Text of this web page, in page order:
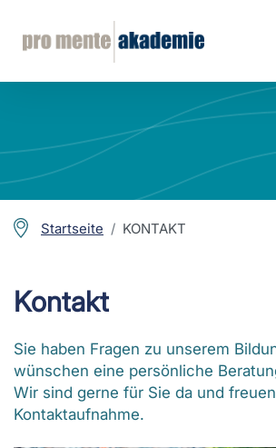
Startseite KONTAKT
Kontakt
Sie haben Fragen zu unserem
wünschen eine persönliche
Wir sind gerne für Sie da und
Kontaktaufnahme.